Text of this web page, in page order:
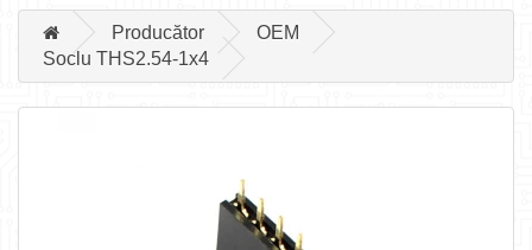
Producător
OEM
Soclu THS2.54-1x4